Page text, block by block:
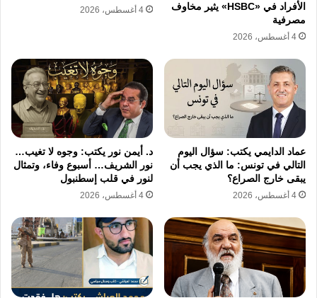
جانب آخر لا ينبغي اغفاله ، فهي جرس انذار لكل
رجالات هذا الصف كي يعيد النظر في مواقفه
وحساباته ويدرك حقيقة من يسير معه ..
فليست كل الوجوه التي تقف في الصف الواحد
مؤمنة بالقدر نفسه من النضال او الوفاء ، واحيانا
تكشف المحن فرق لم تستطع سنوات العمل
المشترك ان تكشف حقيقتهم و ضغائنهم..
اقرب من في الصف ، لا تحزن ولا تهن ، فليس كل
انتصار يقاس بلحظته وليس كل خسارة تحسم في
يومها .
الأفراد في «HSBC» يثير مخاوف
مصرفية
4 أغسطس، 2026
4 أغسطس، 2026
عماد الدايمي يكتب: سؤال اليوم
التالي في تونس: ما الذي يجب أن
يبقى خارج الصراع؟
4 أغسطس، 2026
د. أيمن نور يكتب: وجوه لا تغيب…
نور الشريف… أسبوع وفاء، وتمثال
لنور في قلب إسطنبول
4 أغسطس، 2026